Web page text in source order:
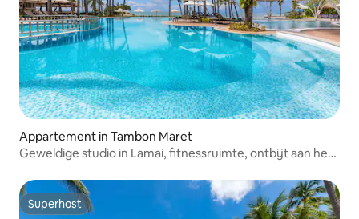
Appartement in Tambon Maret
Geweldige studio in Lamai, fitnessruimte, ontbijt aan het
Superhost
Superhost